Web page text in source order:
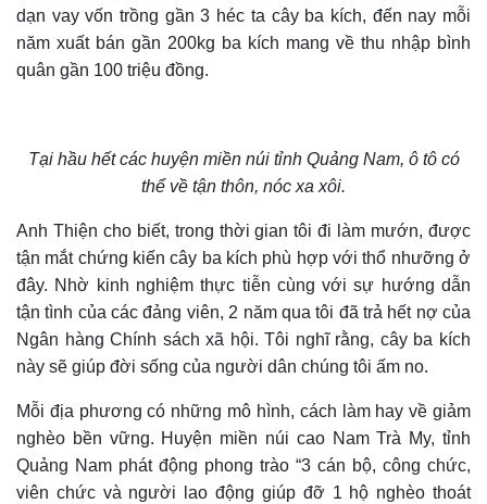
dạn vay vốn trồng gần 3 héc ta cây ba kích, đến nay mỗi
năm xuất bán gần 200kg ba kích mang về thu nhập bình
quân gần 100 triệu đồng.
Tại hầu hết các huyện miền núi tỉnh Quảng Nam, ô tô có
thể về tận thôn, nóc xa xôi.
Anh Thiện cho biết, trong thời gian tôi đi làm mướn, được
tận mắt chứng kiến cây ba kích phù hợp với thổ nhưỡng ở
đây. Nhờ kinh nghiệm thực tiễn cùng với sự hướng dẫn
tận tình của các đảng viên, 2 năm qua tôi đã trả hết nợ của
Ngân hàng Chính sách xã hội. Tôi nghĩ rằng, cây ba kích
này sẽ giúp đời sống của người dân chúng tôi ấm no.
Mỗi địa phương có những mô hình, cách làm hay về giảm
nghèo bền vững. Huyện miền núi cao Nam Trà My, tỉnh
Quảng Nam phát động phong trào “3 cán bộ, công chức,
viên chức và người lao động giúp đỡ 1 hộ nghèo thoát